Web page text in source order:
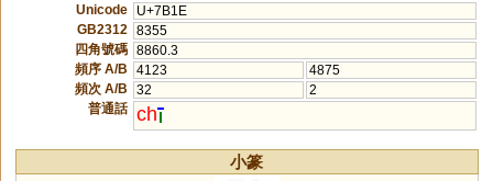
Unicode
U+7B1E
GB2312
8355
四角號碼 8860.3
頻序 A/B
4123
4875
頻次 A/B
32
2
普通話 ch
小篆